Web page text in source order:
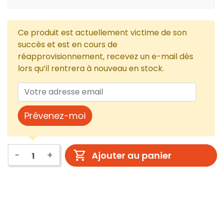
1 345,13 €
0,00 €
Ce produit est actuellement victime de son
succès et est en cours de
réapprovisionnement, recevez un e-mail dès
lors qu’il rentrera à nouveau en stock.
Prévenez-moi
- + Ajouter au panier